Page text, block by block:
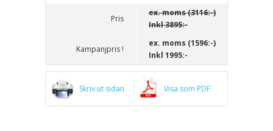
Pris
ex. moms (3116:-)
Inkl3895:-
Kampanjpris !
ex. moms (1596:-)
Inkl 1995:-
Skriv ut sidan Visa som PDF